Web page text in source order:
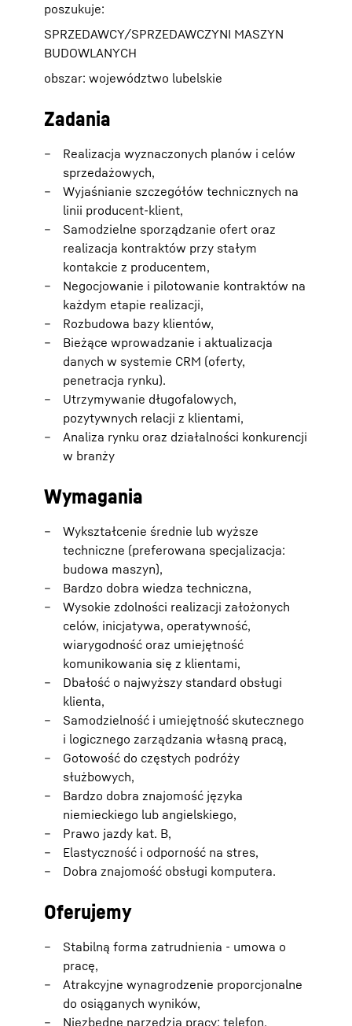
poszukuje:
SPRZEDAWCY/SPRZEDAWCZYNI MASZYN
BUDOWLANYCH
obszar: województwo lubelskie
Zadania
Realizacja wyznaczonych planów i celów
sprzedażowych,
Wyjaśnianie szczegółów technicznych na
linii producent-klient,
Samodzielne sporządzanie ofert oraz
realizacja kontraktów przy stałym
kontakcie z producentem,
Negocjowanie i pilotowanie kontraktów na
każdym etapie realizacji,
Rozbudowa bazy klientów,
Bieżące wprowadzanie i aktualizacja
danych w systemie CRM (oferty,
penetracja rynku).
Utrzymywanie długofalowych,
pozytywnych relacji z klientami,
Analiza rynku oraz działalności konkurencji
w branży
Wymagania
Wykształcenie średnie lub wyższe
techniczne (preferowana specjalizacja:
budowa maszyn),
Bardzo dobra wiedza techniczna,
Wysokie zdolności realizacji założonych
celów, inicjatywa, operatywność,
wiarygodność oraz umiejętność
komunikowania się z klientami,
Dbałość o najwyższy standard obsługi
klienta,
Samodzielność i umiejętność skutecznego
i logicznego zarządzania własną pracą,
Gotowość do częstych podróży
służbowych,
Bardzo dobra znajomość języka
niemieckiego lub angielskiego,
Prawo jazdy kat. B,
Elastyczność i odporność na stres,
Dobra znajomość obsługi komputera.
Oferujemy
Stabilną forma zatrudnienia - umowa o
pracę,
Atrakcyjne wynagrodzenie proporcjonalne
do osiąganych wyników,
Niezbędne narzędzia pracy: telefon,